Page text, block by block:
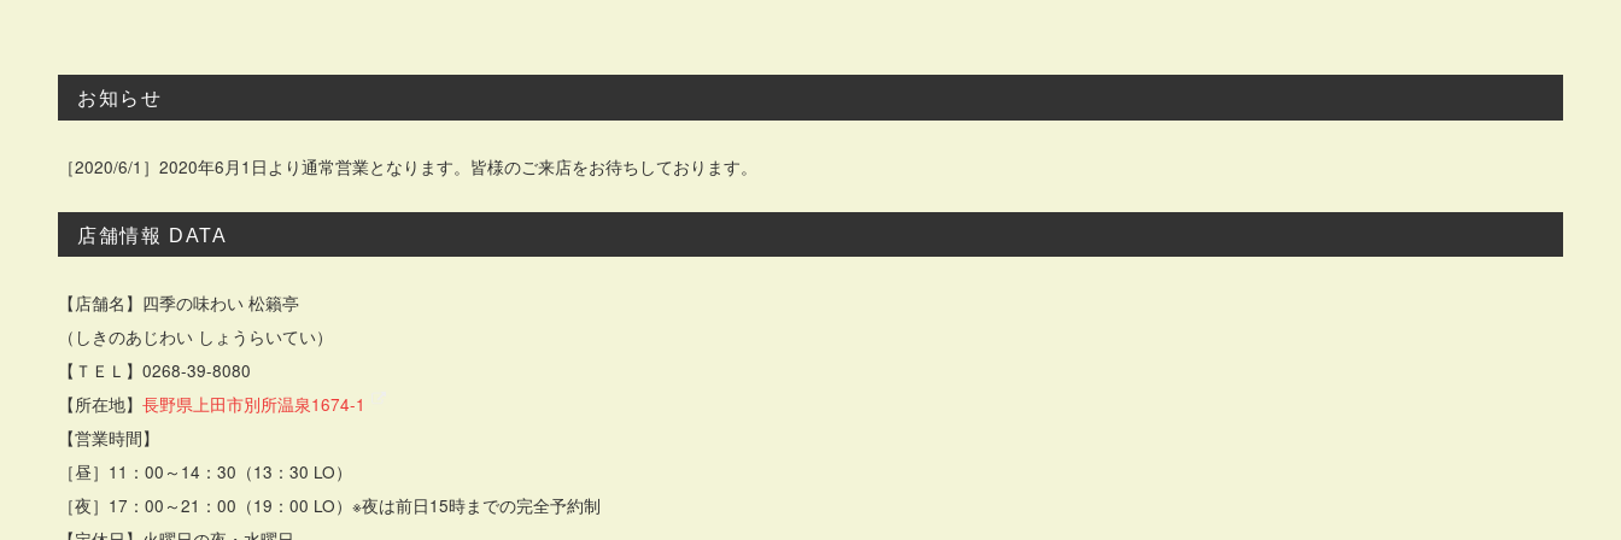
お知らせ
［2020/6/1］2020年6月1日より通常営業となります。皆様のご来店をお待ちしております。
店舗情報 DATA
【店舗名】四季の味わい 松籟亭
（しきのあじわい しょうらいてい）
【ＴＥＬ】0268-39-8080
【所在地】 長野県上田市別所温泉1674-1
【営業時間】
［昼］11：00～14：30（13：30 LO）
［夜］17：00～21：00（19：00 LO）※夜は前日15時までの完全予約制